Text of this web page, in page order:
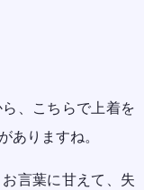
、こちらで上着を
ありますね。
言葉に甘えて、失